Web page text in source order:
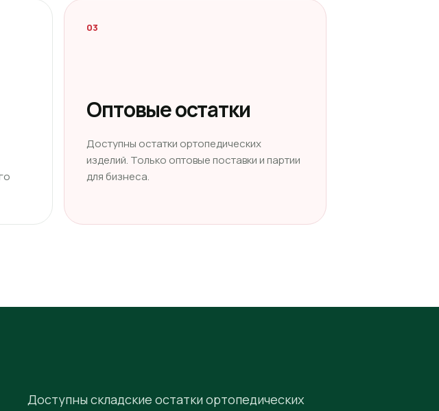
03
Оптовые остатки
Доступны остатки ортопедических
изделий. Только оптовые поставки и партии
для бизнеса.
Доступны складские остатки ортопедических